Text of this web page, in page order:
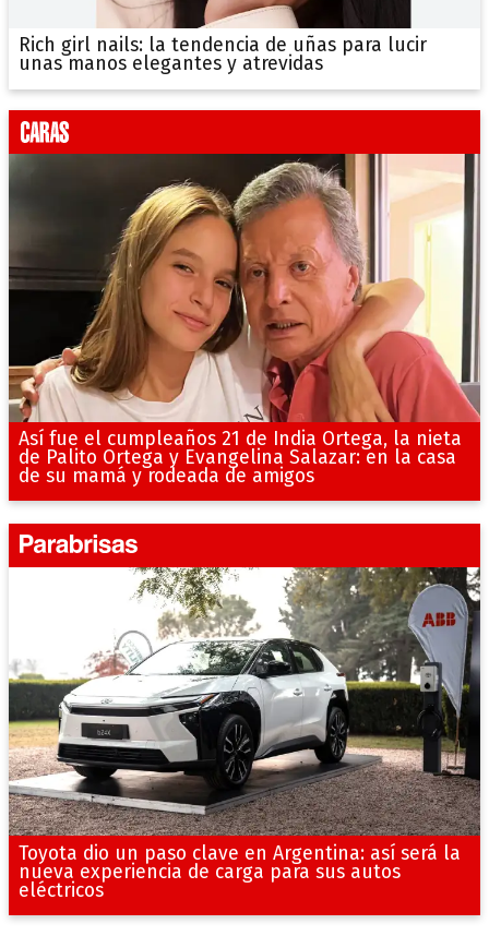
Rich girl nails: la tendencia de uñas para lucir
unas manos elegantes y atrevidas
Así fue el cumpleaños 21 de India Ortega, la nieta
de Palito Ortega y Evangelina Salazar: en la casa
de su mamá y rodeada de amigos
Toyota dio un paso clave en Argentina: así será la
nueva experiencia de carga para sus autos
eléctricos